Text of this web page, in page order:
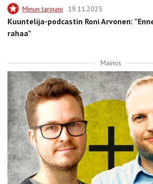
Minun tarinani 19.11.2025
Kuuntelija-podcastin Roni Arvonen:
rahaa”
Mainos